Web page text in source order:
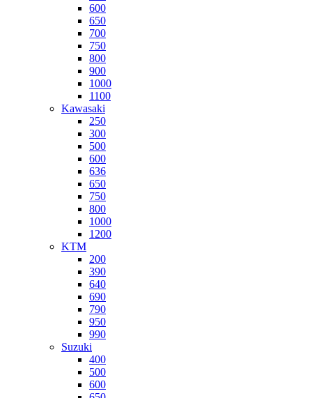
600
650
700
750
800
900
1000
1100
Kawasaki
250
300
500
600
636
650
750
800
1000
1200
KTM
200
390
640
690
790
950
990
Suzuki
400
500
600